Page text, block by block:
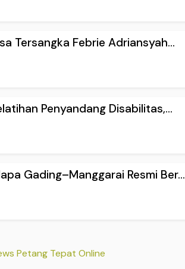
Tersangka Febrie Adriansyah...
Penyandang Disabilitas,...
Gading–Manggarai Resmi Ber...
Petang Tepat Online